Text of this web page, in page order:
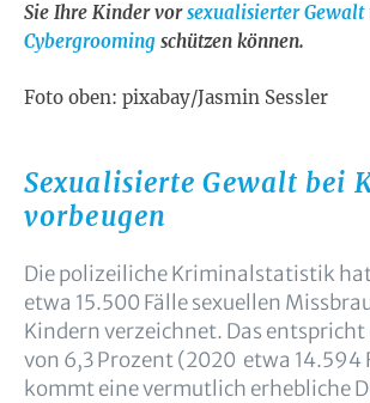
Sie Ihre Kinder vorsexualisierter Gewalt
Cybergrooming schützen können.
Foto oben: pixabay/Jasmin Sessler
Sexualisierte Gewalt bei
vorbeugen
Die polizeiliche Kriminalstatistik
etwa 15.500 Fälle sexuellen
Kindern verzeichnet. Das
von 6,3 Prozent (2020 etwa 14.594
kommt eine vermutlich erhebliche